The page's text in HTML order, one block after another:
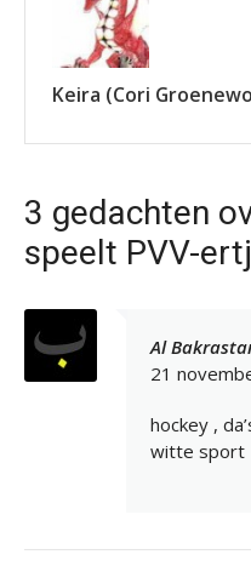
Keira (Cori
3 gedachten
speelt PVV-
Al
21
hockey ,
witte sport